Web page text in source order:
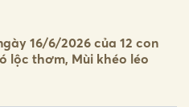
16/6/2026 của 12 con
lộc thơm, Mùi khéo léo